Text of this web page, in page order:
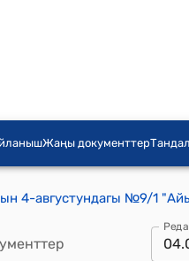
Жаңы документтер